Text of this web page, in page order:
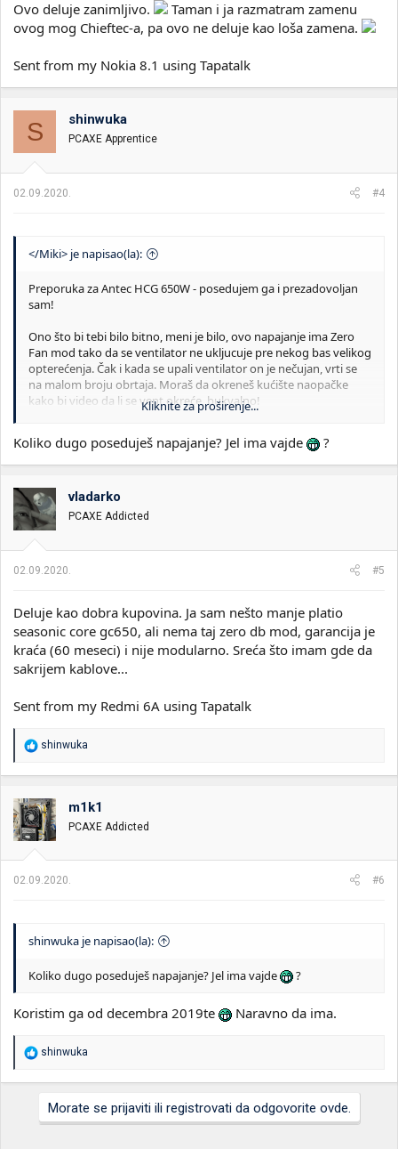
Ovo deluje zanimljivo.
Taman i ja razmatram zamenu
ovog mog Chieftec-a, pa ovo ne deluje kao loša zamena.
Sent from my Nokia 8.1 using Tapatalk
S shinwuka
PCAXE Apprentice
02.09.2020. #4
</Miki> je napisao(la):
Preporuka za Antec HCG 650W - posedujem ga i prezadovoljan
sam!
Ono što bi tebi bilo bitno, meni je bilo, ovo napajanje ima Zero
Fan mod tako da se ventilator ne ukljucuje pre nekog bas velikog
opterećenja. Čak i kada se upali ventilator on je nečujan, vrti se
na malom broju obrtaja. Moraš da okreneš kućište naopačke
kako bi video da li se vent okreće, bukvalno!
Ja sam njega uzeo u Gigatronu za 11k jer sam imao neki popust.
Kliknite za proširenje...
Koliko dugo poseduješ napajanje? Jel ima vajde ?
vladarko
PCAXE Addicted
02.09.2020. #5
Deluje kao dobra kupovina. Ja sam nešto manje platio
seasonic core gc650, ali nema taj zero db mod, garancija je
kraća (60 meseci) i nije modularno. Sreća što imam gde da
sakrijem kablove...
Sent from my Redmi 6A using Tapatalk
R
o
v
a
n
:
shinwuka
m1k1
PCAXE Addicted
02.09.2020. #6
shinwuka je napisao(la):
Koliko dugo poseduješ napajanje? Jel ima vajde ?
Koristim ga od decembra 2019te Naravno da ima.
R
v
shinwuka
Morate se prijaviti ili registrovati da odgovorite ovde.